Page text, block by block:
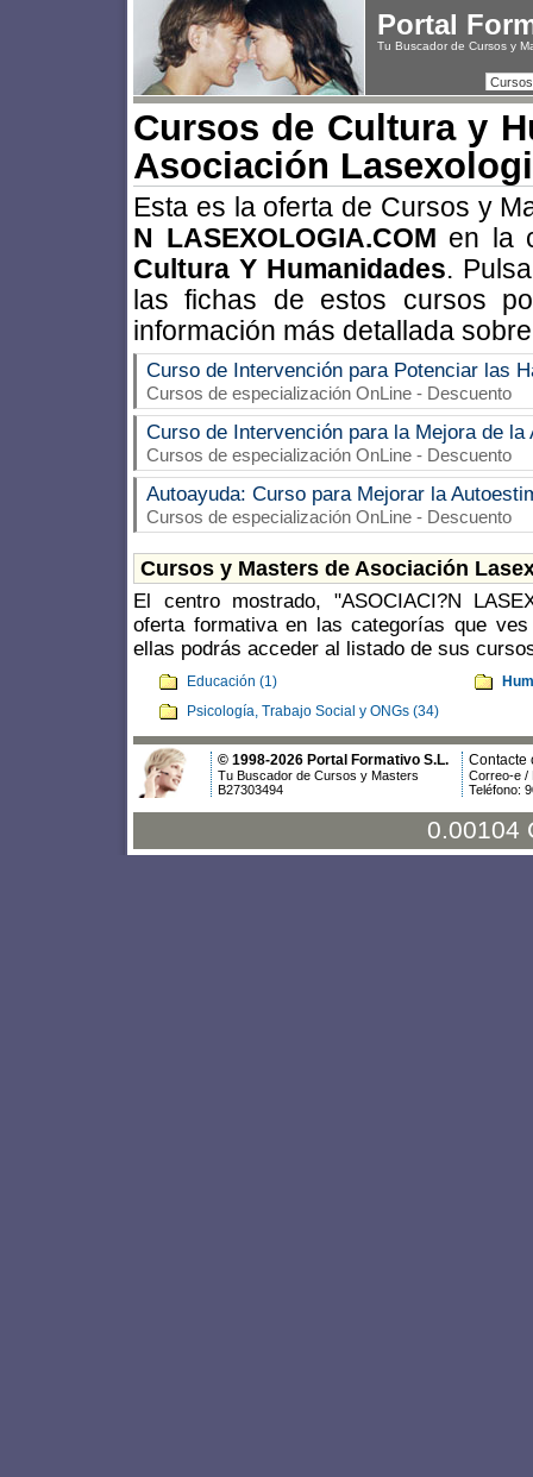
Portal
Tu Buscador de Cursos y
Cursos de Cultura y
Asociación
Esta es la oferta de Cursos y
N LASEXOLOGIA.COM en la
Cultura Y Humanidades.
las fichas de estos cursos
información más detallada
Curso de Intervención para Potenciar las
Cursos de especialización OnLine - Descuento
Curso de Intervención para la Mejora de
Cursos de especialización OnLine - Descuento
Autoayuda: Curso para Mejorar la
Cursos de especialización OnLine - Descuento
Cursos y Masters de Asociación
El centro mostrado, "ASOCIACI?N
oferta formativa en las categorías que
ellas podrás acceder al listado de sus
Educación (1)
Psicología, Trabajo Social y ONGs (34)
© 1998-2026 Portal Formativo S.L.
Tu Buscador de Cursos y Masters
B27303494
Contacte
Correo-e /
Teléfono:
0.00104